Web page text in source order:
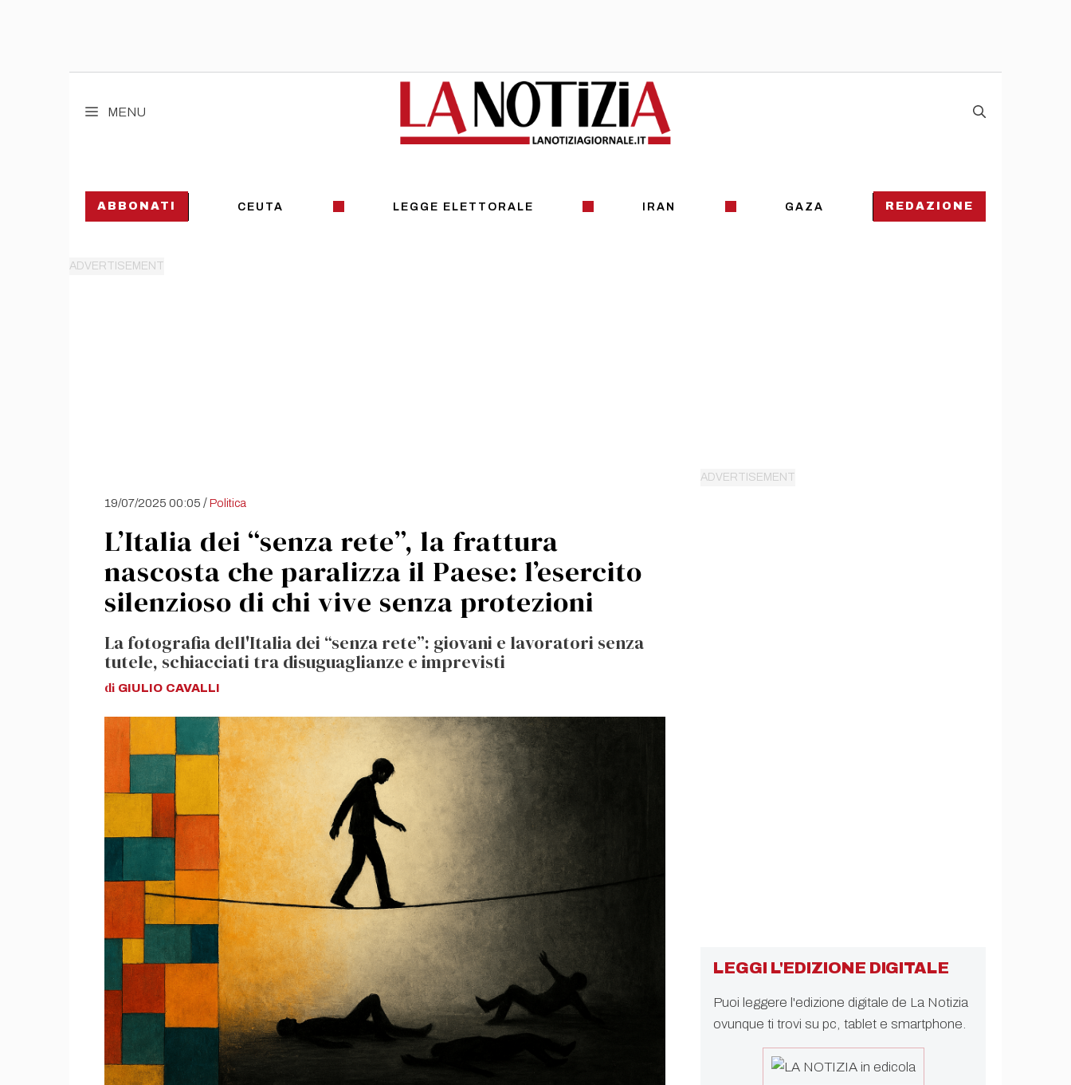
MENU
ABBONATI CEUTA LEGGE ELETTORALE IRAN GAZA REDAZIONE
19/07/2025 00:05 /Politica
L’Italia dei “senza rete”, la frattura
nascosta che paralizza il Paese: l’esercito
silenzioso di chi vive senza protezioni
La fotografia dell'Italia dei “senza rete”: giovani e lavoratori senza
tutele, schiacciati tra disuguaglianze e imprevisti
di GIULIO CAVALLI
LEGGI L'EDIZIONE DIGITALE
Puoi leggere l'edizione digitale de La Notizia
ovunque ti trovi su pc, tablet e smartphone.